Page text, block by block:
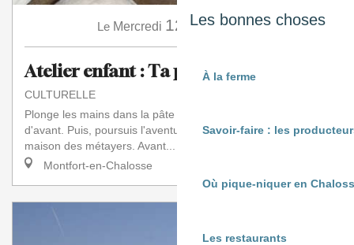
Les bonnes choses
À la ferme
Savoir-faire : les
Où pique-niquer en
Les restaurants
Le Mercredi 12 Août à 10:30
Atelier enfant : Ta pâte à pain
CULTURELLE
Plonge les mains dans la pâte à pain pour découvrir la vie
d'avant. Puis, poursuis l'aventure dans le passé en visitant la
maison des métayers. Avant...
Montfort-en-Chalosse